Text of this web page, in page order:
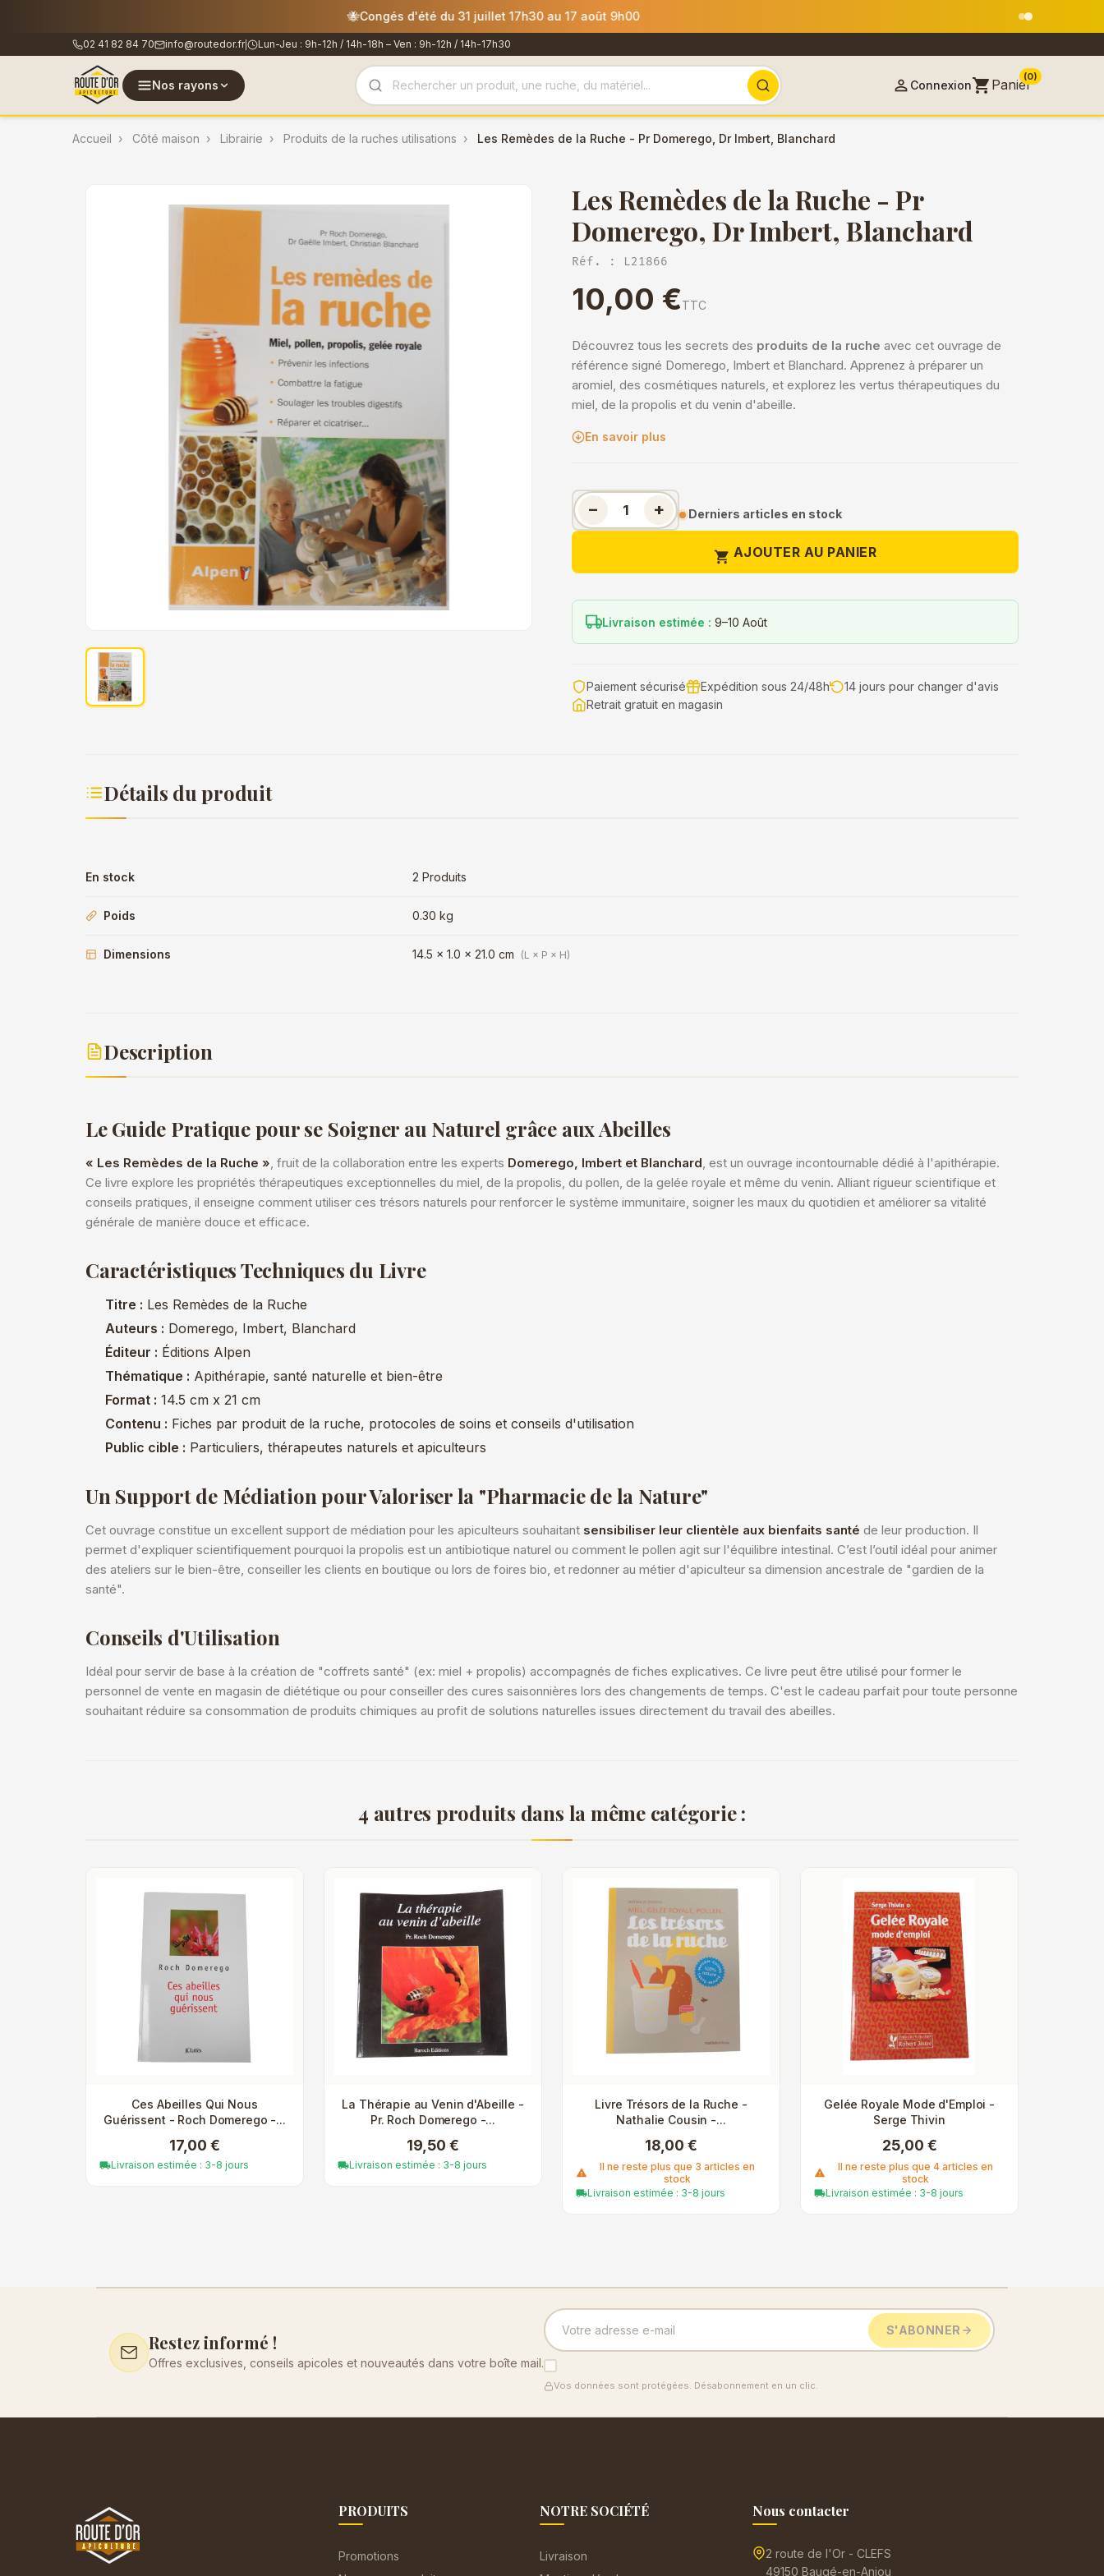
Les commandes passées après le 30 juillet 12h00 seront expédiées le 18 août
02 41 82 84 70 info@routedor.fr| Lun-Jeu : 9h-12h / 14h-18h – Ven : 9h-12h / 14h-17h30
Nos rayons  Connexionshopping_cart Panier
(0)
Accueil Côté maison Librairie Produits de la ruches utilisations Les Remèdes de la Ruche - Pr Domerego, Dr Imbert, Blanchard
Les Remèdes de la Ruche - Pr
Domerego, Dr Imbert, Blanchard
Réf. : L21866
10,00 €TTC
Découvrez tous les secrets des produits de la ruche avec cet ouvrage de
référence signé Domerego, Imbert et Blanchard. Apprenez à préparer un
aromiel, des cosmétiques naturels, et explorez les vertus thérapeutiques du
miel, de la propolis et du venin d'abeille.
En savoir plus
− + Derniers articles en stock
 AJOUTER AU PANIER
Livraison estimée : 9–10 Août
Paiement sécurisé Expédition sous 24/48h
14 jours pour changer d'avis
Retrait gratuit en magasin
Détails du produit
En stock 2 Produits
Poids 0.30 kg
Dimensions 14.5 × 1.0 × 21.0 cm (L × P × H)
Description
Le Guide Pratique pour se Soigner au Naturel grâce aux Abeilles
« Les Remèdes de la Ruche », fruit de la collaboration entre les experts Domerego, Imbert et Blanchard, est un ouvrage incontournable dédié à l'apithérapie.
Ce livre explore les propriétés thérapeutiques exceptionnelles du miel, de la propolis, du pollen, de la gelée royale et même du venin. Alliant rigueur scientifique et
conseils pratiques, il enseigne comment utiliser ces trésors naturels pour renforcer le système immunitaire, soigner les maux du quotidien et améliorer sa vitalité
générale de manière douce et efficace.
Caractéristiques Techniques du Livre
Titre : Les Remèdes de la Ruche
Auteurs : Domerego, Imbert, Blanchard
Éditeur : Éditions Alpen
Thématique : Apithérapie, santé naturelle et bien-être
Format : 14.5 cm x 21 cm
Contenu : Fiches par produit de la ruche, protocoles de soins et conseils d'utilisation
Public cible : Particuliers, thérapeutes naturels et apiculteurs
Un Support de Médiation pour Valoriser la "Pharmacie de la Nature"
Cet ouvrage constitue un excellent support de médiation pour les apiculteurs souhaitant sensibiliser leur clientèle aux bienfaits santé de leur production. Il
permet d'expliquer scientifiquement pourquoi la propolis est un antibiotique naturel ou comment le pollen agit sur l'équilibre intestinal. C’est l’outil idéal pour animer
des ateliers sur le bien-être, conseiller les clients en boutique ou lors de foires bio, et redonner au métier d'apiculteur sa dimension ancestrale de "gardien de la
santé".
Conseils d'Utilisation
Idéal pour servir de base à la création de "coffrets santé" (ex: miel + propolis) accompagnés de fiches explicatives. Ce livre peut être utilisé pour former le
personnel de vente en magasin de diététique ou pour conseiller des cures saisonnières lors des changements de temps. C'est le cadeau parfait pour toute personne
souhaitant réduire sa consommation de produits chimiques au profit de solutions naturelles issues directement du travail des abeilles.
4 autres produits dans la même catégorie :
Ces Abeilles Qui Nous
Guérissent - Roch Domerego -...
17,00 €
local_shippingLivraison estimée : 3-8 jours
La Thérapie au Venin d'Abeille -
Pr. Roch Domerego -...
19,50 €
local_shippingLivraison estimée : 3-8 jours
Livre Trésors de la Ruche -
Nathalie Cousin -...
18,00 €
warning
Il ne reste plus que 3 articles en
stock
local_shippingLivraison estimée : 3-8 jours
Gelée Royale Mode d'Emploi -
Serge Thivin
25,00 €
warning
Il ne reste plus que 4 articles en
stock
local_shippingLivraison estimée : 3-8 jours
Restez informé !
Offres exclusives, conseils apicoles et nouveautés dans votre boîte mail.
S'ABONNER
Vos données sont protégées. Désabonnement en un clic.
PRODUITS
Promotions
NOTRE SOCIÉTÉ
Livraison
Nous contacter
2 route de l'Or - CLEFS
49150 Baugé-en-Anjou